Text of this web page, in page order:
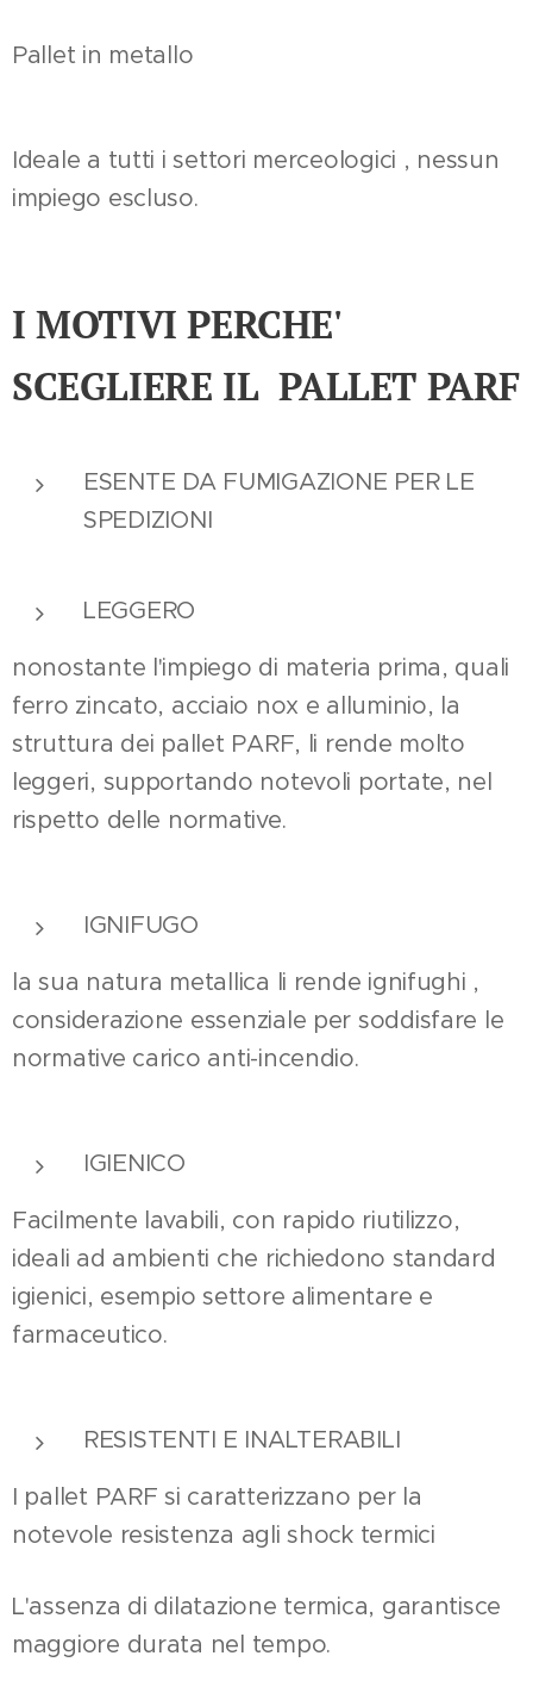
Pallet in metallo
Ideale a tutti i settori merceologici , nessun
impiego escluso.
I MOTIVI PERCHE'
SCEGLIERE IL PALLET PARF
ESENTE DA FUMIGAZIONE PER LE
SPEDIZIONI
LEGGERO
nonostante l'impiego di materia prima, quali
ferro zincato, acciaio nox e alluminio, la
struttura dei pallet PARF, li rende molto
leggeri, supportando notevoli portate, nel
rispetto delle normative.
IGNIFUGO
la sua natura metallica li rende ignifughi ,
considerazione essenziale per soddisfare le
normative carico anti-incendio.
IGIENICO
Facilmente lavabili, con rapido riutilizzo,
ideali ad ambienti che richiedono standard
igienici, esempio settore alimentare e
farmaceutico.
RESISTENTI E INALTERABILI
I pallet PARF si caratterizzano per la
notevole resistenza agli shock termici
L'assenza di dilatazione termica, garantisce
maggiore durata nel tempo.